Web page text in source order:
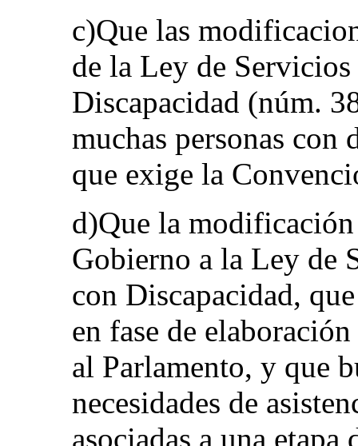
c)Que las
de la Ley de Servicios
Discapacidad (núm.
muchas personas con
que exige la
d)Que la
Gobierno a la Ley de
con Discapacidad,
en fase de
al Parlamento, y que
necesidades de
asociadas a una